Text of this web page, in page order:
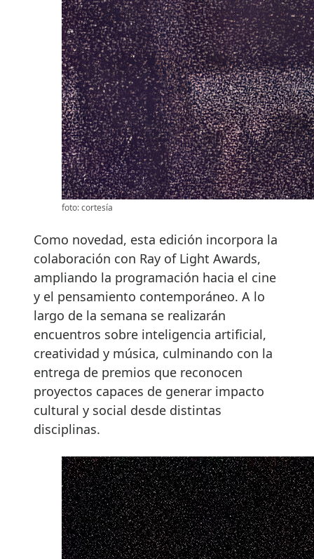
foto: cortesía
Como novedad, esta edición incorpora la
colaboración con Ray of Light Awards,
ampliando la programación hacia el cine
y el pensamiento contemporáneo. A lo
largo de la semana se realizarán
encuentros sobre inteligencia artificial,
creatividad y música, culminando con la
entrega de premios que reconocen
proyectos capaces de generar impacto
cultural y social desde distintas
disciplinas.